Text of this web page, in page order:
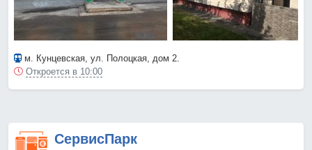
м. Кунцевская, ул. Полоцкая, дом 2.
Откроется в 10:00
СервисПарк